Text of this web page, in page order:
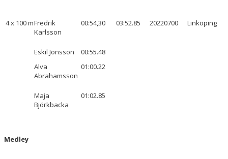
4 x 100 mFredrik
Karlsson
00:54,30 03:52.85 20220700 Linköping
Eskil Jonsson
00:55.48
Alva
Abrahamsson
01:00.22
Maja
Björkbacka
01:02.85
Medley